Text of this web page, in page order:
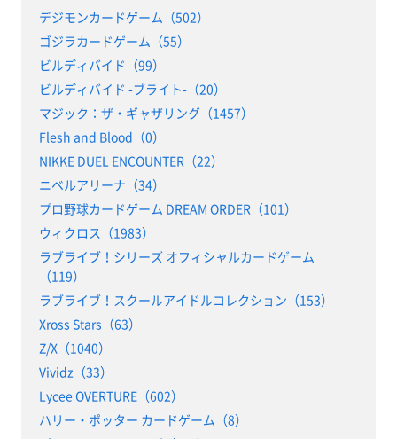
デジモンカードゲーム（502）
ゴジラカードゲーム（55）
ビルディバイド（99）
ビルディバイド -ブライト-（20）
マジック：ザ・ギャザリング（1457）
Flesh and Blood（0）
NIKKE DUEL ENCOUNTER（22）
ニベルアリーナ（34）
プロ野球カードゲーム DREAM ORDER（101）
ウィクロス（1983）
ラブライブ！シリーズ オフィシャルカードゲーム
（119）
ラブライブ！スクールアイドルコレクション（153）
Xross Stars（63）
Z/X（1040）
Vividz（33）
Lycee OVERTURE（602）
ハリー・ポッター カードゲーム（8）